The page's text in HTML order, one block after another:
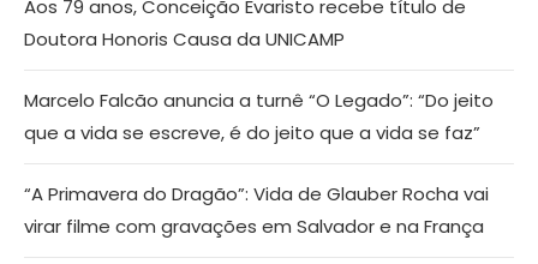
Aos 79 anos, Conceição Evaristo recebe título de
Doutora Honoris Causa da UNICAMP
Marcelo Falcão anuncia a turnê “O Legado”: “Do jeito
que a vida se escreve, é do jeito que a vida se faz”
“A Primavera do Dragão”: Vida de Glauber Rocha vai
virar filme com gravações em Salvador e na França